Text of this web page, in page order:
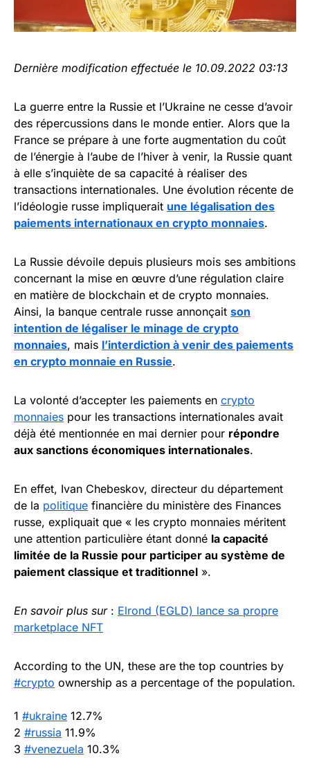
Dernière modification effectuée le 10.09.2022 03:13
La guerre entre la Russie et l’Ukraine ne cesse d’avoir
des répercussions dans le monde entier. Alors que la
France se prépare à une forte augmentation du coût
de l’énergie à l’aube de l’hiver à venir, la Russie quant
à elle s’inquiète de sa capacité à réaliser des
transactions internationales. Une évolution récente de
l’idéologie russe impliquerait une légalisation des
paiements internationaux en crypto monnaies.
La Russie dévoile depuis plusieurs mois ses ambitions
concernant la mise en œuvre d’une régulation claire
en matière de blockchain et de crypto monnaies.
Ainsi, la banque centrale russe annonçait son
intention de légaliser le minage de crypto
monnaies, mais l’interdiction à venir des paiements
en crypto monnaie en Russie.
La volonté d’accepter les paiements en crypto
monnaies pour les transactions internationales avait
déjà été mentionnée en mai dernier pour répondre
aux sanctions économiques internationales.
En effet, Ivan Chebeskov, directeur du département
de la politique financière du ministère des Finances
russe, expliquait que « les crypto monnaies méritent
une attention particulière étant donné la capacité
limitée de la Russie pour participer au système de
paiement classique et traditionnel ».
En savoir plus sur: Elrond (EGLD) lance sa propre
marketplace NFT
According to the UN, these are the top countries by
#crypto ownership as a percentage of the population.
1 #ukraine 12.7%
2 #russia 11.9%
3 #venezuela 10.3%